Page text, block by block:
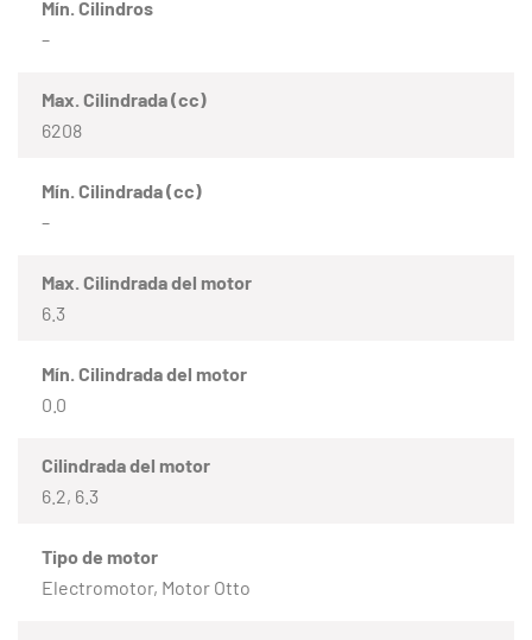
Mín. Cilindros
–
Max. Cilindrada (cc)
6208
Mín. Cilindrada (cc)
–
Max. Cilindrada del motor
6.3
Mín. Cilindrada del motor
0.0
Cilindrada del motor
6.2, 6.3
Tipo de motor
Electromotor, Motor Otto